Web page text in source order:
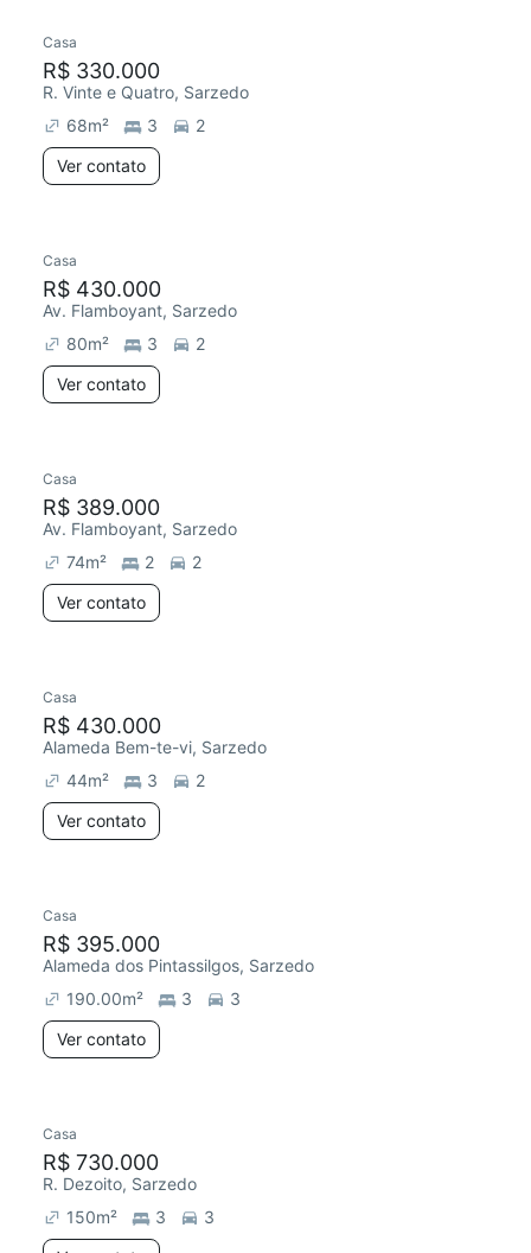
Casa
R$ 330.000
R. Vinte e Quatro, Sarzedo
68m² 3
2
Ver contato
Casa
R$ 430.000
Av. Flamboyant, Sarzedo
80m² 3
2
Ver contato
Casa
R$ 389.000
Av. Flamboyant, Sarzedo
74m² 2
2
Ver contato
Casa
R$ 430.000
Alameda Bem-te-vi, Sarzedo
44m² 3
2
Ver contato
Casa
R$ 395.000
Alameda dos Pintassilgos, Sarzedo
190.00m² 3
3
Ver contato
Casa
R$ 730.000
R. Dezoito, Sarzedo
150m² 3
3